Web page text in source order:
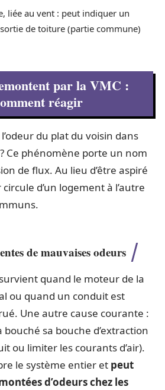
liée au vent : peut indiquer un
de toiture (partie commune)
par la VMC :
réagir
du plat du voisin dans
Ce phénomène porte un nom
de flux. Au lieu d’être aspiré
circule d’un logement à l’autre
de mauvaises odeurs
quand le moteur de la
ou quand un conduit est
Une autre cause courante :
sa bouche d’extraction
ou limiter les courants d’air).
le système entier et peut
d’odeurs chez les